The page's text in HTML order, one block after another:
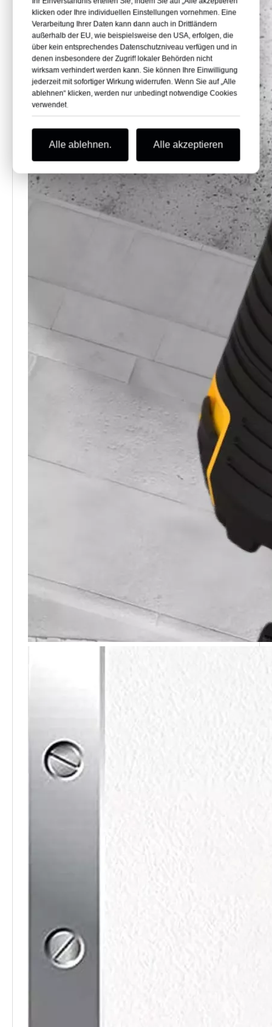
klicken oder Ihre individuellen Einstellungen vornehmen. Eine
Verarbeitung Ihrer Daten kann dann auch in Drittländern
außerhalb der EU, wie beispielsweise den USA, erfolgen, die
über kein entsprechendes Datenschutzniveau verfügen und in
denen insbesondere der Zugriff lokaler Behörden nicht
wirksam verhindert werden kann. Sie können Ihre Einwilligung
jederzeit mit sofortiger Wirkung widerrufen. Wenn Sie auf „Alle
ablehnen“ klicken, werden nur unbedingt notwendige Cookies
verwendet.
Alle ablehnen. Alle akzeptieren